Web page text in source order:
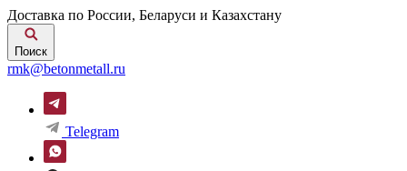
Доставка по России, Беларуси и Казахстану
Поиск
rmk@betonmetall.ru
Telegram